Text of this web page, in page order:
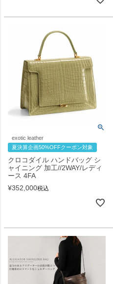
exotic leather
夏決算企画50%OFFクーポン対象
クロコダイル ハンドバッグ シ
ャイニング 加工//2WAY/レディ
ース 4FA
¥352,000税込